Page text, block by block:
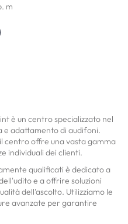
m
è un centro specializzato nel
e adattamento di audifoni.
centro offre una vasta gamma
individuali dei clienti.
qualificati è dedicato a
e a offrire soluzioni
dell'ascolto. Utilizziamo le
avanzate per garantire